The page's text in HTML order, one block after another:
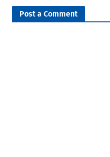
Post a Comment